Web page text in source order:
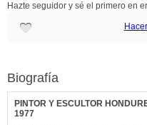
Hazte seguidor y sé el primero en
Biografía
PINTOR Y ESCULTOR
1977